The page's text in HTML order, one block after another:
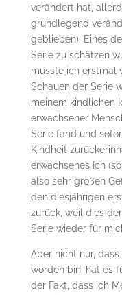
verändert hat,
grundlegend
geblieben). Eines
Serie zu schätzen
musste ich erstmal
Schauen der Serie
meinem kindlichen
erwachsener
Serie fand und
Kindheit
erwachsenes Ich
also sehr großen
den diesjährigen
zurück, weil dies
Serie wieder für
Aber nicht nur,
worden bin, hat es
der Fakt, dass ich